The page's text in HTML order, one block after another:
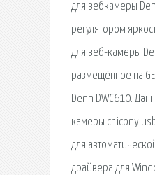
для вебкамеры
регулятором
для веб-камеры
размещённое на
Denn DWC610.
камеры chicony usb
для
драйвера для